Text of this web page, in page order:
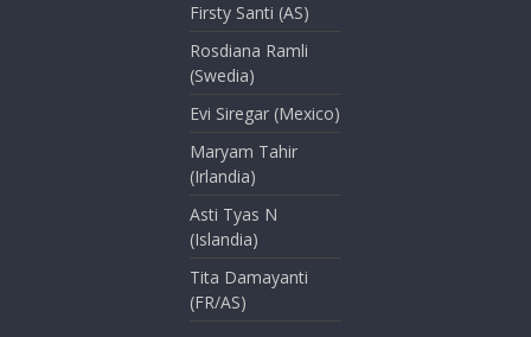
Firsty Santi (AS)
Rosdiana Ramli
(Swedia)
Evi Siregar (Mexico)
Maryam Tahir
(Irlandia)
Asti Tyas N
(Islandia)
Tita Damayanti
(FR/AS)